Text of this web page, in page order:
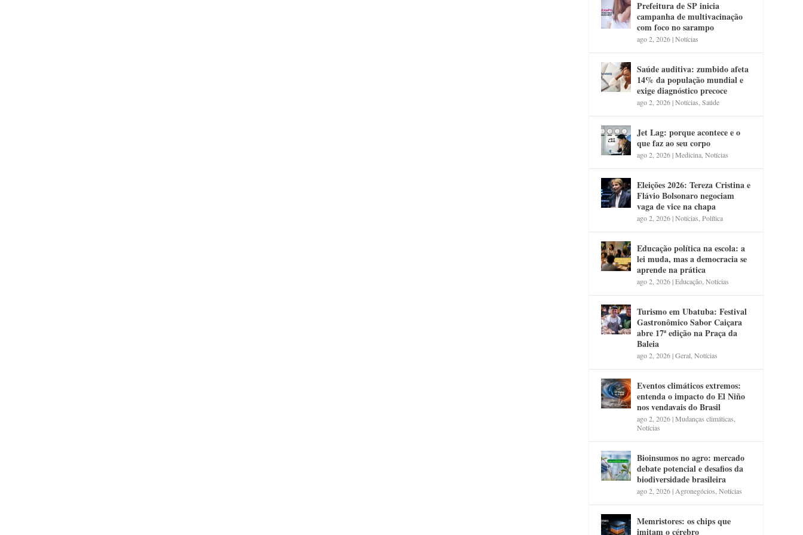
Prefeitura de SP inicia
campanha de multivacinação
com foco no sarampo
ago 2, 2026|Notícias
Saúde auditiva: zumbido afeta
14% da população mundial e
exige diagnóstico precoce
ago 2, 2026|Notícias ,Saúde
Jet Lag: porque acontece e o
que faz ao seu corpo
ago 2, 2026|Medicina ,Notícias
Eleições 2026: Tereza Cristina e
Flávio Bolsonaro negociam
vaga de vice na chapa
ago 2, 2026|Notícias ,Política
Educação política na escola: a
lei muda, mas a democracia se
aprende na prática
ago 2, 2026|Educação ,Notícias
Turismo em Ubatuba: Festival
Gastronômico Sabor Caiçara
abre 17ª edição na Praça da
Baleia
ago 2, 2026|Geral ,Notícias
Eventos climáticos extremos:
entenda o impacto do El Niño
nos vendavais do Brasil
ago 2, 2026|Mudanças climáticas
Notícias
Bioinsumos no agro: mercado
debate potencial e desafios da
biodiversidade brasileira
ago 2, 2026| Agronegócios ,Notícias
Memristores: os chips que
imitam o cérebro